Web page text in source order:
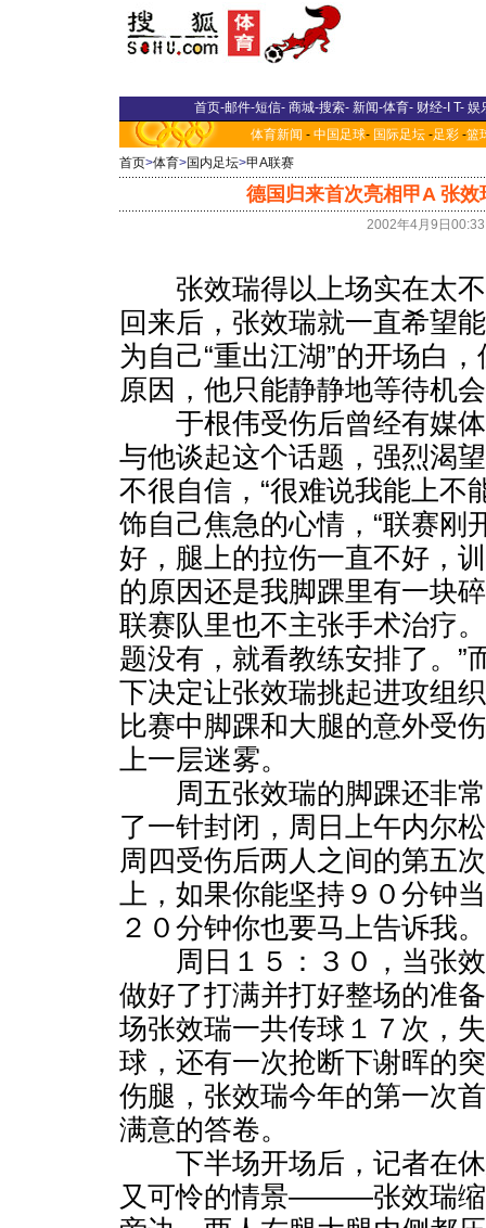
首页-邮件-短信- 商城-搜索- 新闻-体育- 财经-I T- 娱
体育新闻 - 中国足球- 国际足坛 -足彩 -篮
首页>体育>国内足坛>甲A联赛
德国归来首次亮相甲A 张效
2002年4月9日
张效瑞得以上场实在太不
回来后，张效瑞就一直希望
为自己“重出江湖”的开场白
原因，他只能静静地等待机
于根伟受伤后曾经有媒体
与他谈起这个话题，强烈渴
不很自信，“很难说我能上不
饰自己焦急的心情，“联赛刚
好，腿上的拉伤一直不好，
的原因还是我脚踝里有一块
联赛队里也不主张手术治疗
题没有，就看教练安排了。”
下决定让张效瑞挑起进攻组
比赛中脚踝和大腿的意外受
上一层迷雾。
周五张效瑞的脚踝还非常
了一针封闭，周日上午内尔
周四受伤后两人之间的第五
上，如果你能坚持９０分钟
２０分钟你也要马上告诉我
周日１５：３０，当张效
做好了打满并打好整场的准
场张效瑞一共传球１７次，
球，还有一次抢断下谢晖的
伤腿，张效瑞今年的第一次
满意的答卷。
下半场开场后，记者在休
又可怜的情景———张效瑞缩